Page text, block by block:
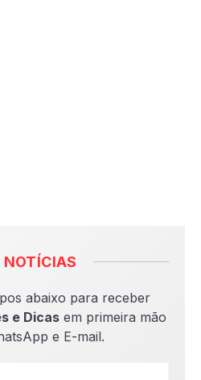
NOTÍCIAS
abaixo para receber
e Dicasem primeira mão
e E-mail.